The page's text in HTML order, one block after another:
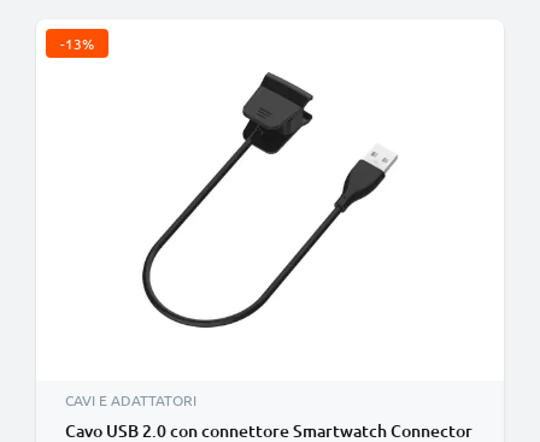
-13%
CAVI E ADATTATORI
Cavo USB 2.0 con connettore Smartwatch Connector